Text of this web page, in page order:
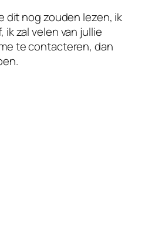
dit nog zouden lezen, ik
ik zal velen van jullie
te contacteren, dan